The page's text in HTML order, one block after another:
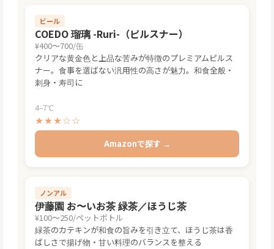
ビール
COEDO 瑠璃 -Ruri-（ピルスナー）
¥400〜700/缶
クリアな黄金色と上品な苦みが特徴のプレミアムピルス
ナー。食事を選ばない汎用性の高さが魅力。和食全般・
刺身・寿司に
4–7℃
★★★☆☆
Amazonで探す →
ノンアル
伊藤園 お〜いお茶 緑茶／ほうじ茶
¥100〜250/ペットボトル
緑茶のカテキンが和食の旨みを引き立て、ほうじ茶は香
ばしさで揚げ物・甘い料理のバランスを整える